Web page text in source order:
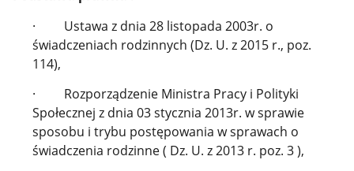
· Ustawa z dnia 28 listopada 2003r. o
świadczeniach rodzinnych (Dz. U. z 2015 r., poz.
114),
· Rozporządzenie Ministra Pracy i Polityki
Społecznej z dnia 03 stycznia 2013r. w sprawie
sposobu i trybu postępowania w sprawach o
świadczenia rodzinne ( Dz. U. z 2013 r. poz. 3 ),